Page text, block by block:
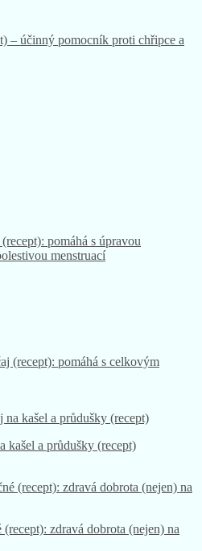
– účinný pomocník proti chřipce a
pomáhá s úpravou
menstruací
(recept): pomáhá s celkovým
a průdušky (recept)
zdravá dobrota (nejen) na